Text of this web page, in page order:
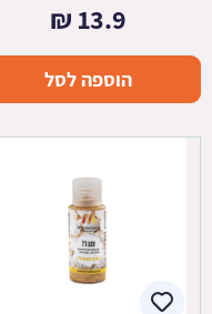
13.9
₪
הוספה לסל